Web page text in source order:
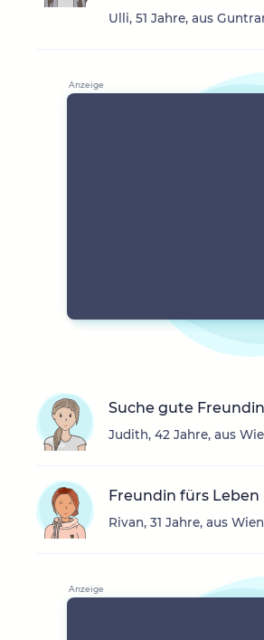
Ulli, 51 Jahre, aus
Suche gute
Judith, 42 Jahre, aus
Freundin fürs Leben
Rivan, 31 Jahre, aus